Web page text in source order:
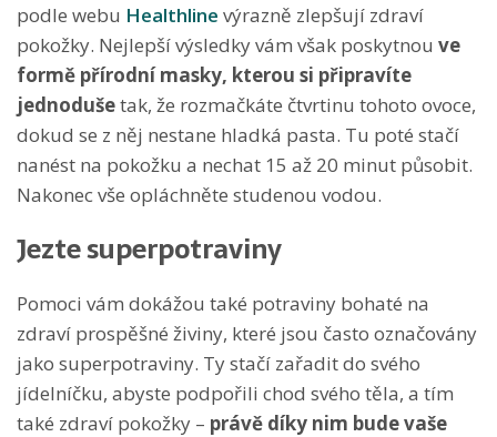
podle webu Healthline výrazně zlepšují zdraví
pokožky. Nejlepší výsledky vám však poskytnou ve
formě přírodní masky, kterou si připravíte
jednodušetak, že rozmačkáte čtvrtinu tohoto ovoce,
dokud se z něj nestane hladká pasta. Tu poté stačí
nanést na pokožku a nechat 15 až 20 minut působit.
Nakonec vše opláchněte studenou vodou.
Jezte superpotraviny
Pomoci vám dokážou také potraviny bohaté na
zdraví prospěšné živiny, které jsou často označovány
jako superpotraviny. Ty stačí zařadit do svého
jídelníčku, abyste podpořili chod svého těla, a tím
také zdraví pokožky – právě díky nim bude vaše